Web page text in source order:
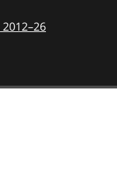
2012–26